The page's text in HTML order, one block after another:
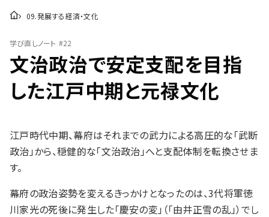
09.発展する経済・文化
学び直しノート #22
文治政治で安定支配を目指
した江戸中期と元禄文化
江戸時代中期、幕府はそれまでの武力による高圧的な「武断
政治」から、穏健的な「文治政治」へと支配体制を転換させま
す。
幕府の政治姿勢を変えるきっかけとなったのは、3代将軍徳
川家光の死後に発生した「慶安の変」（「由井正雪の乱」）でし